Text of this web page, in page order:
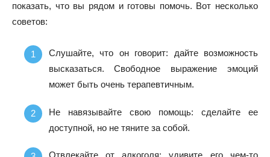
показать, что вы рядом и готовы помочь. Вот несколько
советов:
Слушайте, что он говорит: дайте возможность
высказаться. Свободное выражение эмоций
может быть очень терапевтичным.
Не навязывайте свою помощь: сделайте ее
доступной, но не тяните за собой.